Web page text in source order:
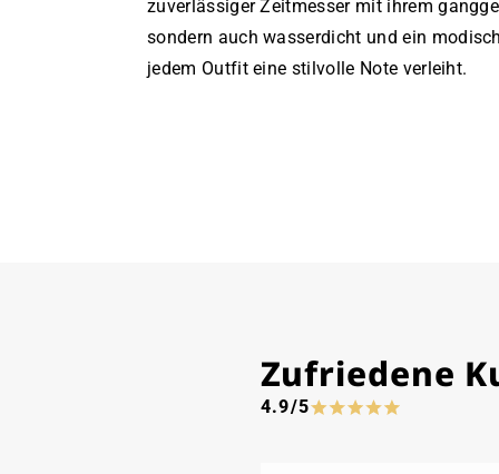
zuverlässiger Zeitmesser mit ihrem
sondern auch wasserdicht und ein
jedem Outfit eine stilvolle Note verleiht.
Zufriedene
4.9/5